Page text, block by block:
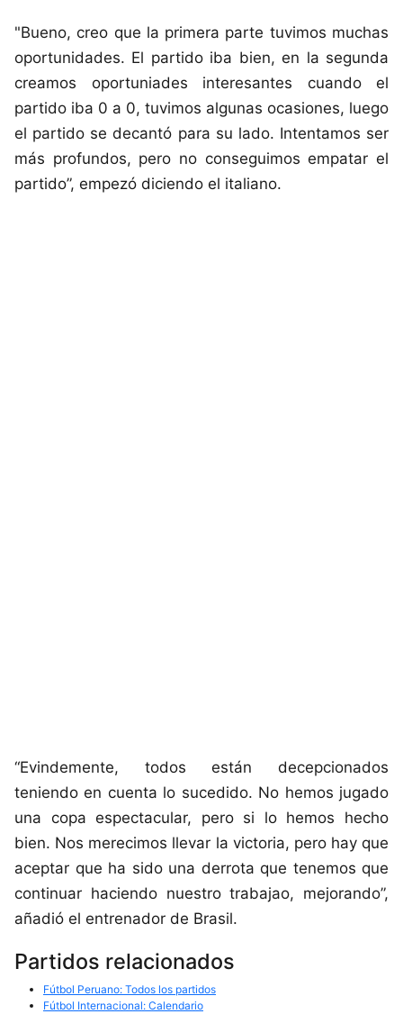
"Bueno, creo que la primera parte tuvimos muchas
oportunidades. El partido iba bien, en la segunda
creamos oportuniades interesantes cuando el
partido iba 0 a 0, tuvimos algunas ocasiones, luego
el partido se decantó para su lado. Intentamos ser
más profundos, pero no conseguimos empatar el
partido”, empezó diciendo el italiano.
“Evindemente, todos están decepcionados
teniendo en cuenta lo sucedido. No hemos jugado
una copa espectacular, pero si lo hemos hecho
bien. Nos merecimos llevar la victoria, pero hay que
aceptar que ha sido una derrota que tenemos que
continuar haciendo nuestro trabajao, mejorando”,
añadió el entrenador de Brasil.
Partidos relacionados
Fútbol Peruano: Todos los partidos
Fútbol Internacional: Calendario